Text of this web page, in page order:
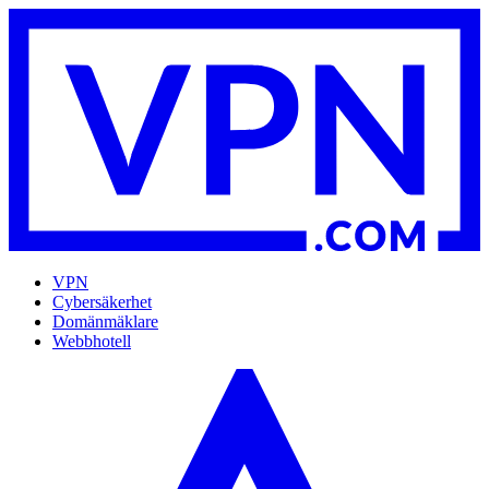
VPN
Cybersäkerhet
Domänmäklare
Webbhotell